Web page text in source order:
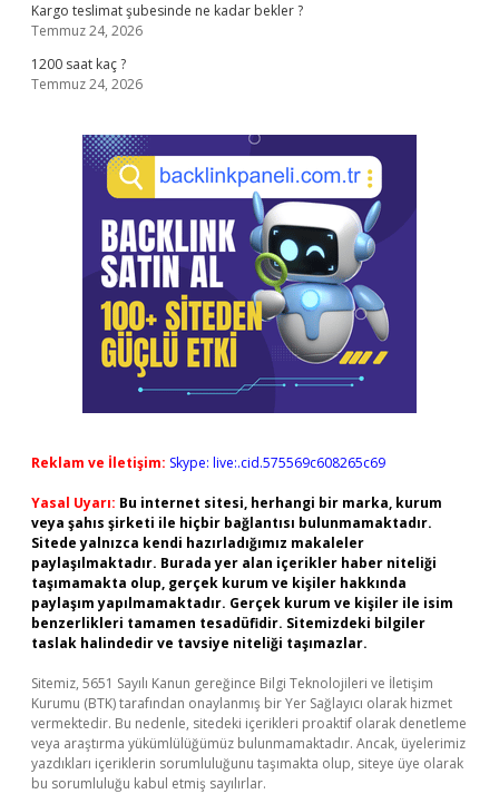
Kargo teslimat şubesinde ne kadar bekler ?
Temmuz 24, 2026
1200 saat kaç ?
Temmuz 24, 2026
Reklam ve İletişim: Skype: live:.cid.575569c608265c69
Yasal Uyarı: Bu internet sitesi, herhangi bir marka, kurum
veya şahıs şirketi ile hiçbir bağlantısı bulunmamaktadır.
Sitede yalnızca kendi hazırladığımız makaleler
paylaşılmaktadır. Burada yer alan içerikler haber niteliği
taşımamakta olup, gerçek kurum ve kişiler hakkında
paylaşım yapılmamaktadır. Gerçek kurum ve kişiler ile isim
benzerlikleri tamamen tesadüfidir. Sitemizdeki bilgiler
taslak halindedir ve tavsiye niteliği taşımazlar.
Sitemiz, 5651 Sayılı Kanun gereğince Bilgi Teknolojileri ve İletişim
Kurumu (BTK) tarafından onaylanmış bir Yer Sağlayıcı olarak hizmet
vermektedir. Bu nedenle, sitedeki içerikleri proaktif olarak denetleme
veya araştırma yükümlülüğümüz bulunmamaktadır. Ancak, üyelerimiz
yazdıkları içeriklerin sorumluluğunu taşımakta olup, siteye üye olarak
bu sorumluluğu kabul etmiş sayılırlar.